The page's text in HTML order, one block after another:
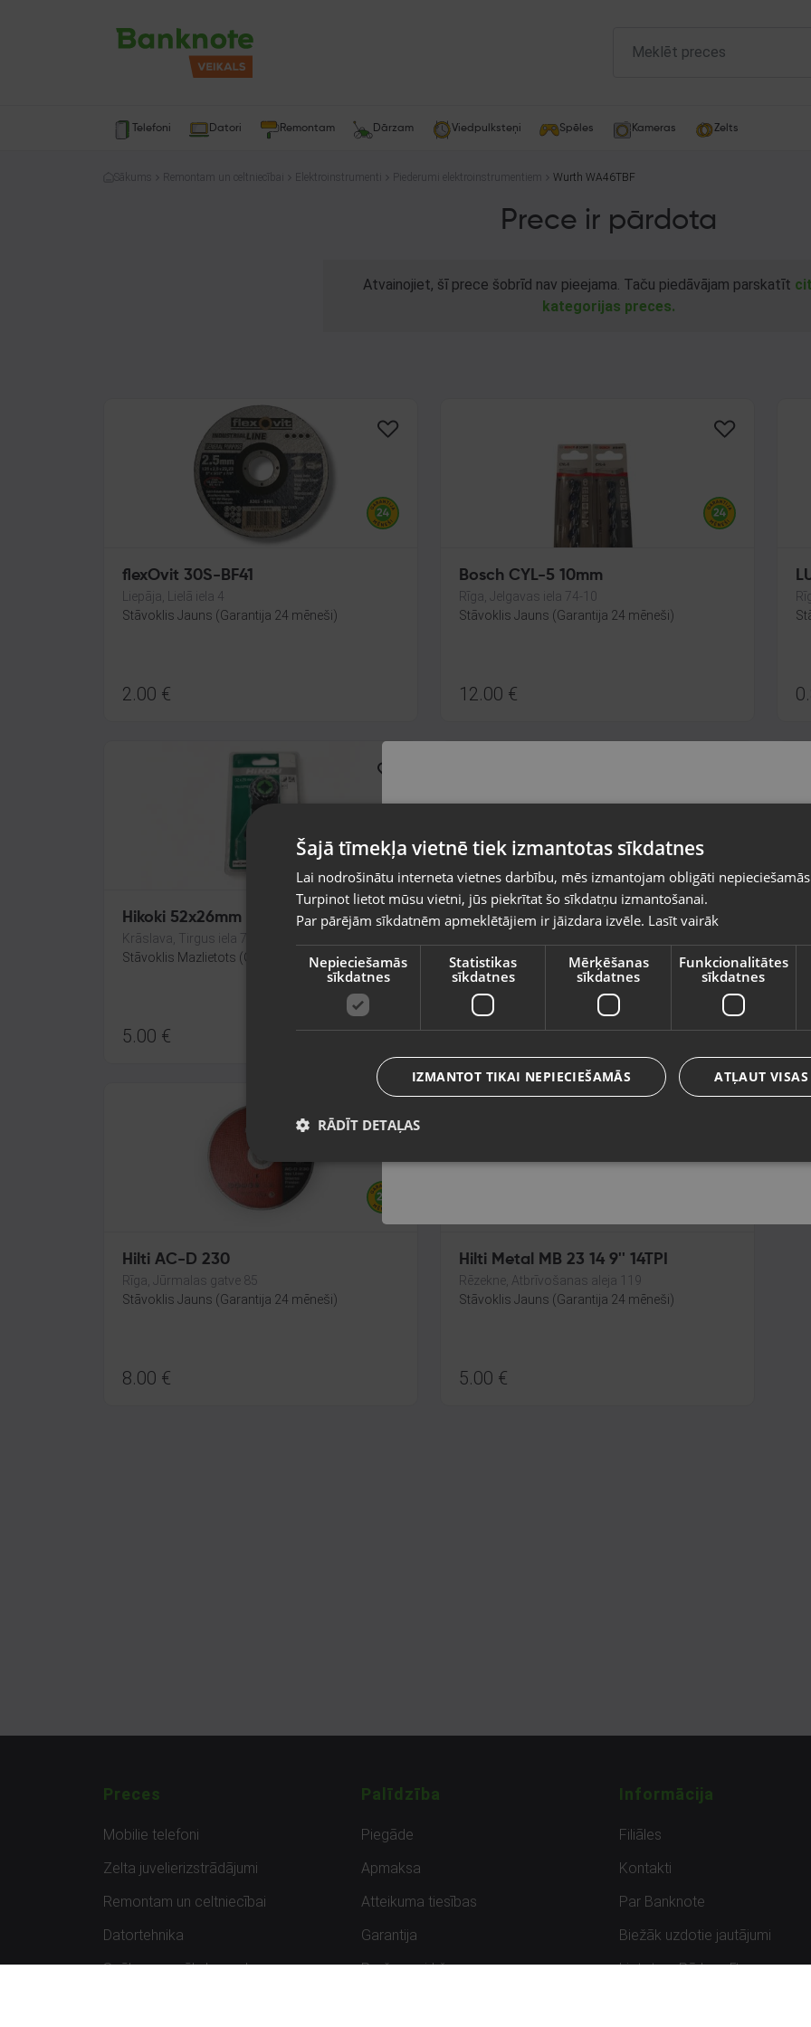
Telefoni Datori Remontam Dārzam Viedpulksteņi Spēles Kameras Zelts
Sākums Remontam un celtniecībai Elektroinstrumenti Piederumi elektroinstrumentiem Wurth WA46TBF
Prece ir pārdota
Atvainojiet, šī prece šobrīd nav pieejama. Taču piedāvājam parskatīt
kategorijas preces.
flexOvit 30S-BF41
Liepāja, Lielā iela 4
Stāvoklis Jauns (Garantija 24 mēneši)
2.00 €
Bosch CYL-5 10mm
Rīga, Jelgavas iela 74-10
Stāvoklis Jauns (Garantija 24 mēneši)
12.00 €
Hikoki 52x26mm
Krāslava, Tirgus iela 7
Stāvoklis Mazlietots (Garantija 12 mēneši)
5.00 €
Slīplenšu komplekts
Stāvoklis Jauns (Garantija 24 mēneši)
35.00€
Hilti AC-D 230
Rīga, Jūrmalas gatve 85
Stāvoklis Jauns (Garantija 24 mēneši)
8.00 €
Hilti Metal MB 23 14 9'' 14TPI
Rēzekne, Atbrīvošanas aleja 119
Stāvoklis Jauns (Garantija 24 mēneši)
5.00 €
Preces
Mobilie telefoni
Zelta juvelierizstrādājumi
Remontam un celtniecībai
Datortehnika
Spēles un spēļu konsoles
Palīdzība
Piegāde
Apmaksa
Atteikuma tiesības
Garantija
Preču uzpirkšana
Informācija
Filiāles
Kontakti
Par Banknote
Biežāk uzdotie jautājumi
Lietots – Pārbaudīts
valsti
Vietnes saturs būs attēlots izvēlētajā valodā
Valsts
Valoda
Latviešu / Latvian
Šajā tīmekļa vietnē tiek izmantotas sīkdatnes
Lai nodrošinātu interneta vietnes darbību, mēs izmantojam obligāti
Turpinot lietot mūsu vietni, jūs piekrītat šo sīkdatņu izmantošanai.
Par pārējām sīkdatnēm apmeklētājiem ir jāizdara izvēle. Lasīt vairāk
Nepieciešamās
sīkdatnes
Statistikas
sīkdatnes
Mērķēšanas
sīkdatnes
Funkcionalitātes
sīkdatnes
ATĻAUT
IZMANTOT TIKAI NEPIECIEŠAMĀS
RĀDĪT DETAĻAS